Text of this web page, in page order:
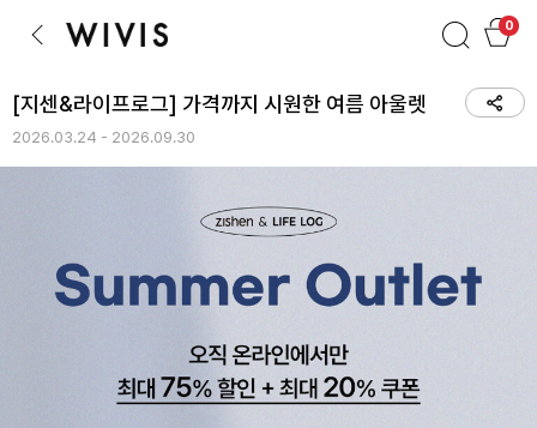
이전
검색 장바구니
0
[지센&라이프로그] 가격까지 시원한 여름 아울렛
2026.03.24 - 2026.09.30